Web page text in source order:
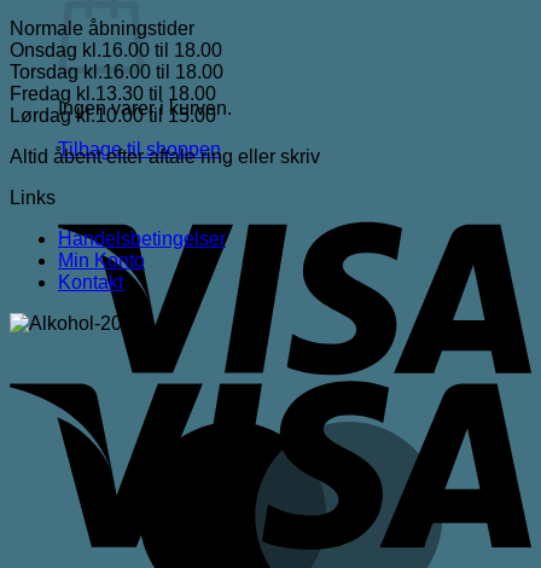
Ingen varer i kurven.
Tilbage til shoppen
Normale åbningstider
Onsdag kl.16.00 til 18.00
Torsdag kl.16.00 til 18.00
Fredag kl.13.30 til 18.00
Lørdag kl.10.00 til 15.00
Altid åbent efter aftale ring eller skriv
Links
Handelsbetingelser
Min Konto
Kontakt